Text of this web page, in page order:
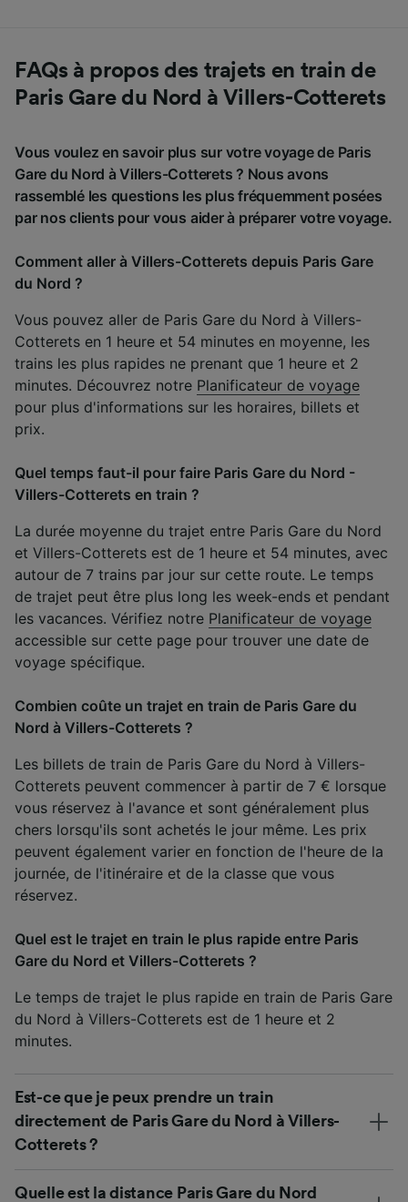
FAQs à propos des trajets en train de
Paris Gare du Nord à Villers-Cotterets
Vous voulez en savoir plus sur votre voyage de Paris
Gare du Nord à Villers-Cotterets ? Nous avons
rassemblé les questions les plus fréquemment posées
par nos clients pour vous aider à préparer votre voyage.
Comment aller à Villers-Cotterets depuis Paris Gare
du Nord ?
Vous pouvez aller de Paris Gare du Nord à Villers-
Cotterets en 1 heure et 54 minutes en moyenne, les
trains les plus rapides ne prenant que 1 heure et 2
minutes. Découvrez notre Planificateur de voyage
pour plus d'informations sur les horaires, billets et
prix.
Quel temps faut-il pour faire Paris Gare du Nord -
Villers-Cotterets en train ?
La durée moyenne du trajet entre Paris Gare du Nord
et Villers-Cotterets est de 1 heure et 54 minutes, avec
autour de 7 trains par jour sur cette route. Le temps
de trajet peut être plus long les week-ends et pendant
les vacances. Vérifiez notre Planificateur de voyage
accessible sur cette page pour trouver une date de
voyage spécifique.
Combien coûte un trajet en train de Paris Gare du
Nord à Villers-Cotterets ?
Les billets de train de Paris Gare du Nord à Villers-
Cotterets peuvent commencer à partir de 7 € lorsque
vous réservez à l'avance et sont généralement plus
chers lorsqu'ils sont achetés le jour même. Les prix
peuvent également varier en fonction de l'heure de la
journée, de l'itinéraire et de la classe que vous
réservez.
Quel est le trajet en train le plus rapide entre Paris
Gare du Nord et Villers-Cotterets ?
Le temps de trajet le plus rapide en train de Paris Gare
du Nord à Villers-Cotterets est de 1 heure et 2
minutes.
Est-ce que je peux prendre un train
directement de Paris Gare du Nord à Villers-
Cotterets ?
Quelle est la distance Paris Gare du Nord